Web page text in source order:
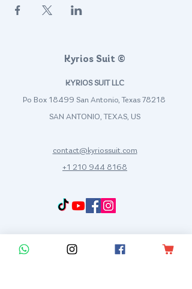
Kyrios Suit ©
KYRIOS SUIT LLC
Po Box 18499 San Antonio, Texas 78218
SAN ANTONIO, TEXAS, US
contact@kyriossuit.com
+1 210 944 8168
Customer Support